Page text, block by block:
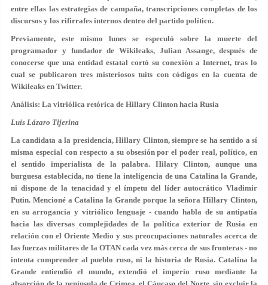
entre ellas las estrategias de campaña, transcripciones completas de los
discursos y los rifirrafes internos dentro del partido político.
Previamente, este mismo lunes se especuló sobre la muerte del
programador y fundador de Wikileaks, Julian Assange, después de
conocerse que una entidad estatal cortó su conexión a Internet, tras lo
cual se publicaron tres misteriosos tuits con códigos en la cuenta de
Wikileaks en Twitter.
Análisis: La vitriólica retórica de Hillary Clinton hacia Rusia
Luis Lázaro Tijerina
La candidata a la presidencia, Hillary Clinton, siempre se ha sentido a sí
misma especial con respecto a su obsesión por el poder real, político, en
el sentido imperialista de la palabra. Hilary Clinton, aunque una
burguesa establecida, no tiene la inteligencia de una Catalina la Grande,
ni dispone de la tenacidad y el ímpetu del líder autocrático Vladimir
Putin. Mencioné a Catalina la Grande porque la señora Hillary Clinton,
en su arrogancia y vitriólico lenguaje - cuando habla de su antipatía
hacia las diversas complejidades de la política exterior de Rusia en
relación con el Oriente Medio y sus preocupaciones naturales acerca de
las fuerzas militares de la OTAN cada vez más cerca de sus fronteras - no
intenta comprender al pueblo ruso, ni la historia de Rusia. Catalina la
Grande entiendió el mundo, extendió el imperio ruso mediante la